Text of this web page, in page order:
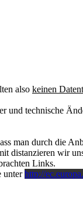
also keinen
und technische
man durch die
distanzieren wir
Links.
unterhttp://